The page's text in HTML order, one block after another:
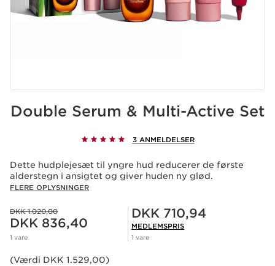
Double Serum & Multi-Active Set
3 ANMELDELSER
Dette hudplejesæt til yngre hud reducerer de første
alderstegn i ansigtet og giver huden ny glød.
FLERE OPLYSNINGER
Tidligere pris DKK 1.020,00
DKK 1.020,00
Nuværende pris DKK 836,40
DKK 836,40
1 vare
Medlemspris DKK 710,94
DKK 710,94
MEDLEMSPRIS
1 vare
(Værdi DKK 1.529,00)